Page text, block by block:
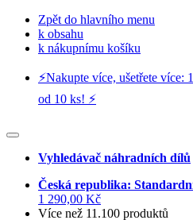
Zpět do hlavního menu
k obsahu
k nákupnímu košíku
⚡️Nakupte více, ušetřete více:
od 10 ks! ⚡️
Vyhledávač náhradních dílů
Česká republika:
1 290,00 Kč
Více než 11.100 produktů